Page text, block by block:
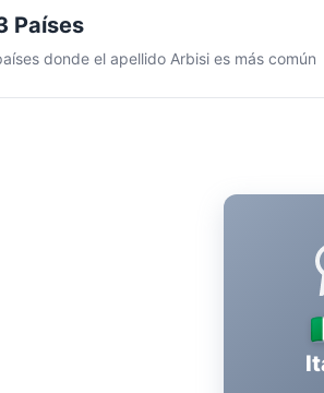
Países
donde el apellido Arbisi es más común